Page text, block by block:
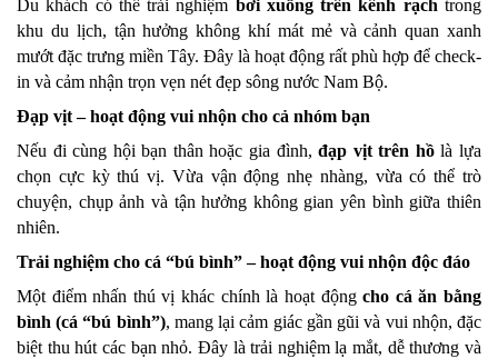
Du khách có thể trải nghiệm bơi xuồng trên kênh rạch trong
khu du lịch, tận hưởng không khí mát mẻ và cảnh quan xanh
mướt đặc trưng miền Tây. Đây là hoạt động rất phù hợp để check-
in và cảm nhận trọn vẹn nét đẹp sông nước Nam Bộ.
Đạp vịt – hoạt động vui nhộn cho cả nhóm bạn
Nếu đi cùng hội bạn thân hoặc gia đình, đạp vịt trên hồ là lựa
chọn cực kỳ thú vị. Vừa vận động nhẹ nhàng, vừa có thể trò
chuyện, chụp ảnh và tận hưởng không gian yên bình giữa thiên
nhiên.
Trải nghiệm cho cá “bú bình” – hoạt động vui nhộn độc đáo
Một điểm nhấn thú vị khác chính là hoạt động cho cá ăn bằng
bình (cá “bú bình”), mang lại cảm giác gần gũi và vui nhộn, đặc
biệt thu hút các bạn nhỏ. Đây là trải nghiệm lạ mắt, dễ thương và